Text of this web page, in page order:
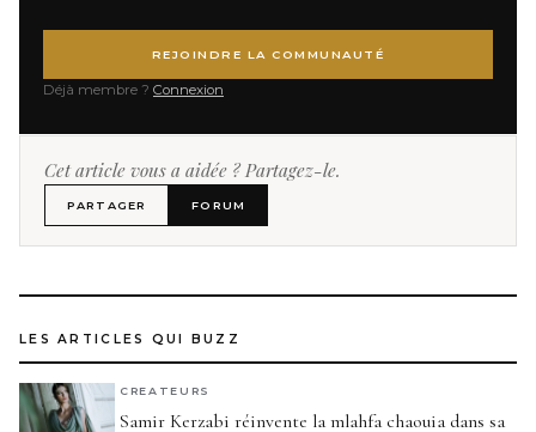
REJOINDRE LA COMMUNAUTÉ
Déjà membre ? Connexion
Cet article vous a aidée ? Partagez-le.
PARTAGER FORUM
LES ARTICLES QUI BUZZ
CREATEURS
Samir Kerzabi réinvente la mlahfa chaouia dans sa